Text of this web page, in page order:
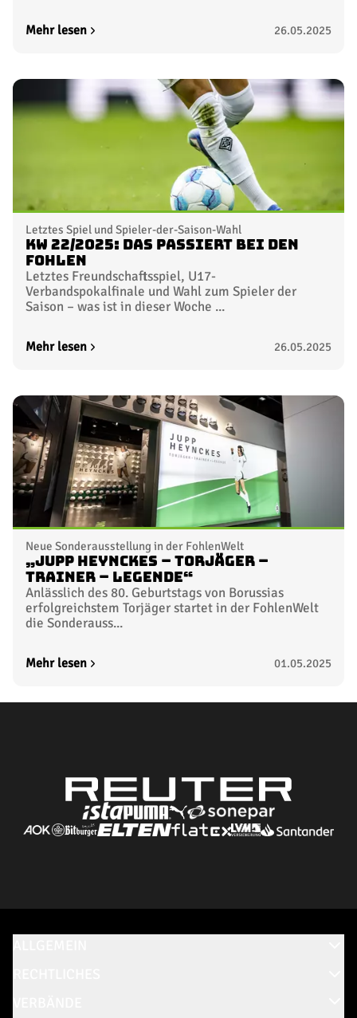
Mehr lesen 26.05.2025
Letztes Spiel und Spieler-der-Saison-Wahl
KW 22/2025: Das passiert bei den
Fohlen
Letztes Freundschaftsspiel, U17-
Verbandspokalfinale und Wahl zum Spieler der
Saison – was ist in dieser Woche ...
Mehr lesen 26.05.2025
Neue Sonderausstellung in der FohlenWelt
„Jupp Heynckes – Torjäger –
Trainer – Legende“
Anlässlich des 80. Geburtstags von Borussias
erfolgreichstem Torjäger startet in der FohlenWelt
die Sonderauss...
Mehr lesen 01.05.2025